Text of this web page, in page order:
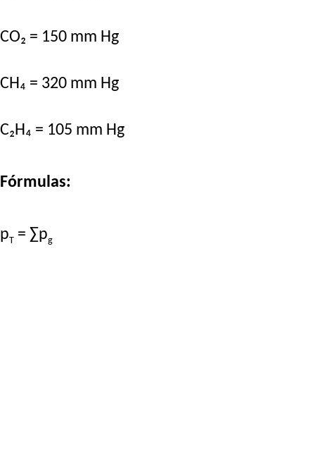
CO₂ = 150 mm Hg
CH₄ = 320 mm Hg
C₂H₄ = 105 mm Hg
Fórmulas:
pT = ∑pg